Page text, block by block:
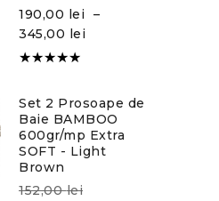
190,00 lei
–
345,00 lei
5
Set 2 Prosoape de
Baie BAMBOO
600gr/mp Extra
SOFT - Light
Brown
152,00lei